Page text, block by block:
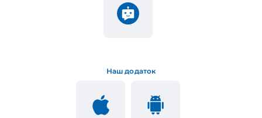
Наш додаток